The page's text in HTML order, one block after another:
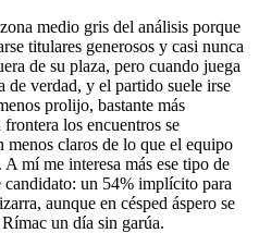
medio gris del análisis porque
titulares generosos y casi nunca
de su plaza, pero cuando juega
de verdad, y el partido suele irse
prolijo, bastante más
los encuentros se
menos claros de lo que el equipo
mí me interesa más ese tipo de
un 54% implícito para
aunque en césped áspero se
un día sin garúa.